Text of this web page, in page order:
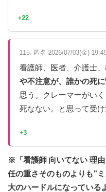
+22
115. 匿名 2026/07/03(金)
看護師、医者、介護士、
や不注意が、誰かの死
思う。クレーマーがい
死なない。と思って受け
+3
※「看護師 向いてない 理
任の重さそのものよりも”
大のハードルになっている